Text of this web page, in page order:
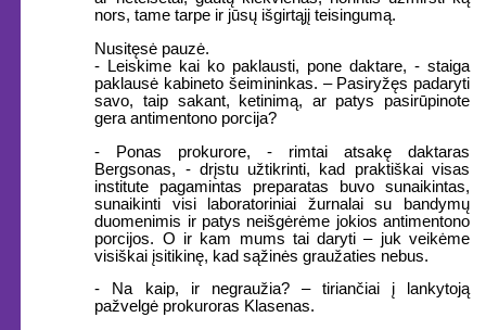
nors, tame tarpe ir jūsų išgirtąjį teisingumą.
Nusitęsė pauzė.
- Leiskime kai ko paklausti, pone daktare, - staiga
paklausė kabineto šeimininkas. – Pasiryžęs padaryti
savo, taip sakant, ketinimą, ar patys pasirūpinote
gera antimentono porcija?
- Ponas prokurore, - rimtai atsakę daktaras
Bergsonas, - drįstu užtikrinti, kad praktiškai visas
institute pagamintas preparatas buvo sunaikintas,
sunaikinti visi laboratoriniai žurnalai su bandymų
duomenimis ir patys neišgėrėme jokios antimentono
porcijos. O ir kam mums tai daryti – juk veikėme
visiškai įsitikinę, kad sąžinės graužaties nebus.
- Na kaip, ir negraužia? – tiriančiai į lankytoją
pažvelgė prokuroras Klasenas.